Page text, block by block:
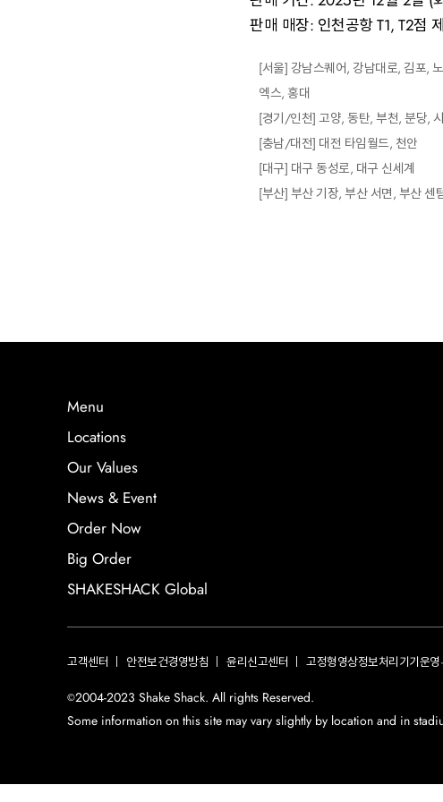
판매 매장: 인천공항 T1, T2점
[서울] 강남스퀘어, 강남대로, 김포,
엑스, 홍대
[경기/인천] 고양, 동탄, 부천, 분당,
[충남/대전] 대전 타임월드, 천안
[대구] 대구 동성로, 대구 신세계
[부산] 부산 기장, 부산 서면, 부산 센
Menu
Locations
Our Values
News & Event
Order Now
Big Order
SHAKESHACK Global
고객센터 안전보건경영방침 윤리신고센터 고정형영상정보처리기기운영
©2004-2023 Shake Shack. All rights Reserved.
Some information on this site may vary slightly by location and in